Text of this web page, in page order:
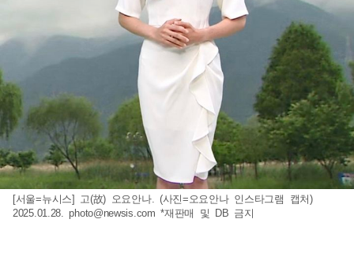
[서울=뉴시스] 고(故) 오요안나. (사진=오요안나 인스타그램 캡처)
2025.01.28.photo@newsis.com *재판매 및 DB 금지